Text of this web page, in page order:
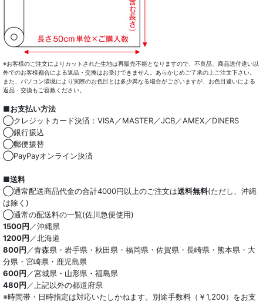
コート・ボトム・バッグ
マスク
小物類
綿100％
麻混
ストレッチ
オーガニック
和紙混生地
ポリエステル混
テンセル混
キュプラ/レーヨン混
※お客様のご注文によりカットされた生地は再販売不能となりますので、不良品、商品送付違い以
外でのお客様都合による返品・交換はお受けできません。あらかじめご了承の上ご注文下さい。
また、パソコン環境により実際のお色目とは多少異なる場合がございますが、お色目違いによる
返品・交換もご容赦ください。
■お支払い方法
◯クレジットカード決済：VISA／MASTER／JCB／AMEX／DINERS
◯銀行振込
◯郵便振替
◯PayPayオンライン決済
■送料
◯通常配送商品代金の合計4000円以上のご注文は送料無料(ただし、沖縄
は除く)
◯通常の配送料の一覧(佐川急便使用)
1500円 ／沖縄県
1200円 ／北海道
800円 ／青森県・岩手県・秋田県・福岡県・佐賀県・長崎県・熊本県・大
分県・宮崎県・鹿児島県
600円 ／宮城県・山形県・福島県
480円 ／上記以外の都道府県
※時間帯・日時指定は対応いたしかねます。別途手数料（￥1,200）をお支